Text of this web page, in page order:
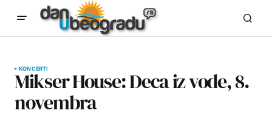
KONCERTI
Mikser House: Deca iz vode, 8.
novembra